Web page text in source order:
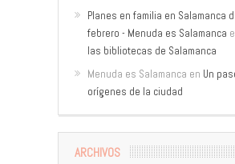
Planes en familia en Salamanca
febrero - Menuda es Salamanca
las bibliotecas de Salamanca
Menuda es Salamanca en Un
orígenes de la ciudad
ARCHIVOS